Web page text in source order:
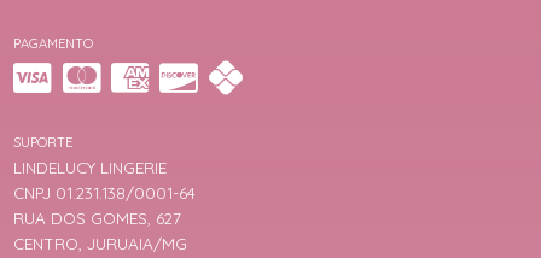
PAGAMENTO
SUPORTE
LINDELUCY LINGERIE
CNPJ 01.231.138/0001-64
RUA DOS GOMES, 627
CENTRO, JURUAIA/MG